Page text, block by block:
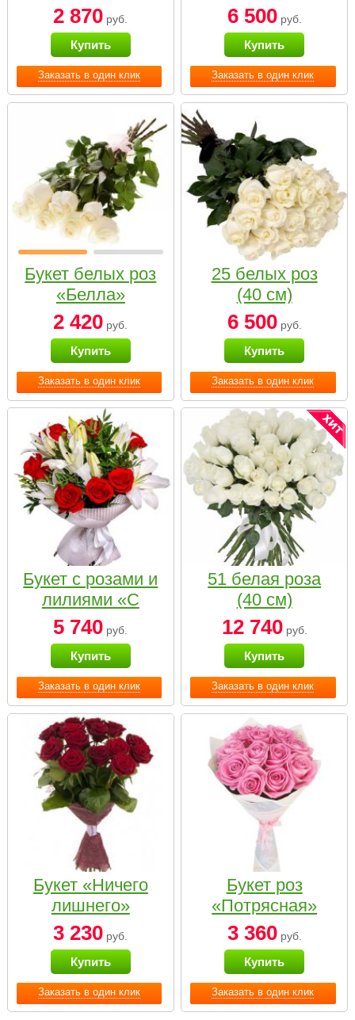
Заказать в один клик
2 870 руб.
Купить
Заказать в один клик
6 500руб.
Купить
Заказать в один клик
Букет белых роз
«Белла»
2 420 руб.
Купить
Заказать в один клик
25 белых роз
(40 см)
6 500руб.
Купить
Заказать в один клик
Букет с розами и
лилиями «С
наилучшими
пожеланиями»
5 740 руб.
Купить
Заказать в один клик
51 белая роза
(40 см)
12 740руб.
Купить
Заказать в один клик
Букет «Ничего
лишнего»
3 230 руб.
Купить
Заказать в один клик
Букет роз
«Потрясная»
3 360руб.
Купить